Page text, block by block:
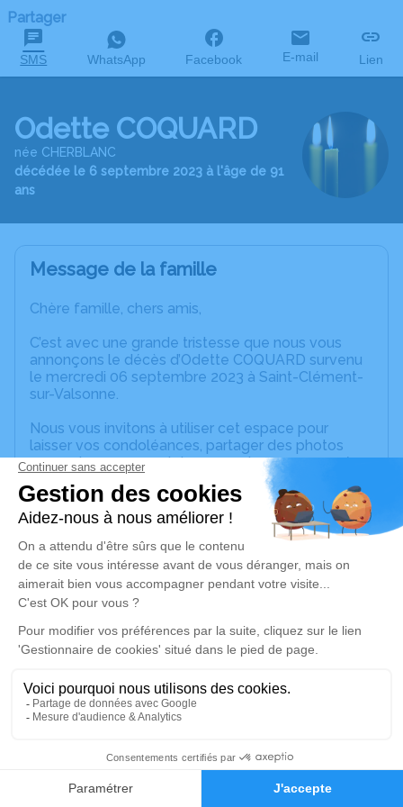
Faire-part Hommages
Partager
SMS WhatsApp Facebook E-mail Lien
Odette COQUARD
née CHERBLANC
décédée le 6 septembre 2023 à l'âge de 91
ans
Message de la famille
Chère famille, chers amis,
C’est avec une grande tristesse que nous vous
annonçons le décès d’Odette COQUARD survenu
le mercredi 06 septembre 2023 à Saint-Clément-
sur-Valsonne.
Nous vous invitons à utiliser cet espace pour
laisser vos condoléances, partager des photos
souvenirs, une anecdote ou exprimer vos pensées
à travers des poèmes ou des textes. Cet endroit
est un lieu d'expression dédié à honorer la
mémoire d’Odette COQUARD.
Un service de plantation d’arbre hommage est
disponible ici.
samedi 09 septembre 2023 à 10h30
Église Saint Julien de Saint-Julien-sur-Bibost
69690 Saint-Julien-sur-Bibost